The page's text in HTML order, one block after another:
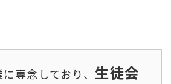
専念しており、 生徒会